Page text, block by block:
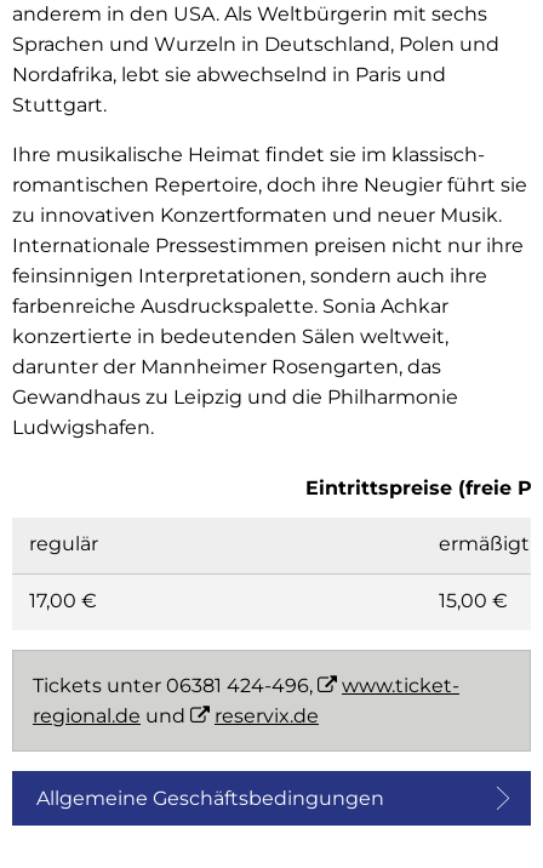
anderem in den USA. Als Weltbürgerin mit sechs
Sprachen und Wurzeln in Deutschland, Polen und
Nordafrika, lebt sie abwechselnd in Paris und
Stuttgart.
Ihre musikalische Heimat findet sie im klassisch-
romantischen Repertoire, doch ihre Neugier führt sie
zu innovativen Konzertformaten und neuer Musik.
Internationale Pressestimmen preisen nicht nur ihre
feinsinnigen Interpretationen, sondern auch ihre
farbenreiche Ausdruckspalette. Sonia Achkar
konzertierte in bedeutenden Sälen weltweit,
darunter der Mannheimer Rosengarten, das
Gewandhaus zu Leipzig und die Philharmonie
Ludwigshafen.
Eintrittspreise (freie
regulär ermäßigt
17,00 € 15,00 €
Tickets unter 06381 424-496,
www.ticket-
regional.de und reservix.de
Allgemeine Geschäftsbedingungen